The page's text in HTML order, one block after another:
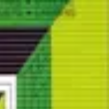
Choix du
pratiques